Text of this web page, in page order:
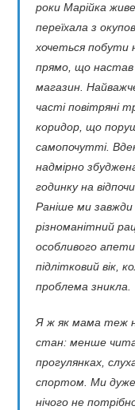
роки Марійка
переїхала з
хочеться побути
прямо, що настав
магазин.
часті повітряні
коридор, що
самопочутті.
надмірно
годинку на
Раніше ми
різноманітний
особливого
підлітковий вік,
проблема зникла.
Я ж як мама теж
стан: менше
прогулянках,
спортом. Ми
нічого не